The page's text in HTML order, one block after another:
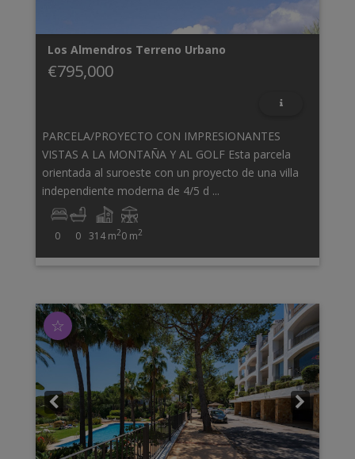
Los Almendros Terreno Urbano
€795,000
PARCELA/PROYECTO CON IMPRESIONANTES
VISTAS A LA MONTAÑA Y AL GOLF Esta parcela
orientada al suroeste con un proyecto de una villa
independiente moderna de 4/5 d ...
0 0 314 m20 m2
☆